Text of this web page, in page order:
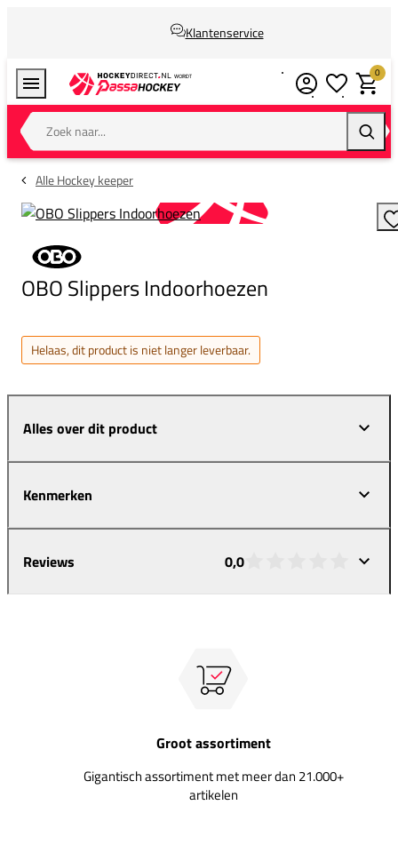
Klantenservice
Zoek naar...
0
Alle Hockey keeper
OBO Slippers Indoorhoezen
Helaas, dit product is niet langer leverbaar.
Alles over dit product
Kenmerken
Reviews 0,0
Groot assortiment
Gigantisch assortiment met meer dan 21.000+
artikelen